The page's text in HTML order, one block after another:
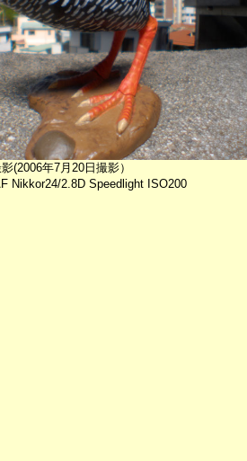
(2006年7月20日撮影）
Nikkor24/2.8D Speedlight ISO200